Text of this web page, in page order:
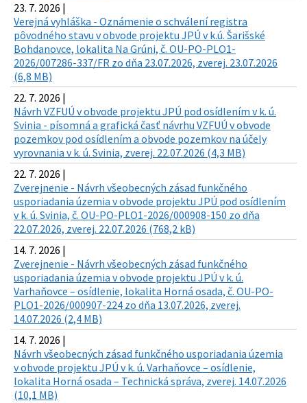
23. 7. 2026 |
Verejná vyhláška - Oznámenie o schválení registra
pôvodného stavu v obvode projektu JPÚ v k.ú. Šarišské
Bohdanovce, lokalita Na Grúni, č. OU-PO-PLO1-
2026/007286-337/FR zo dňa 23.07.2026, zverej. 23.07.2026
(6,8 MB)
22. 7. 2026 |
Návrh VZFUÚ v obvode projektu JPÚ pod osídlením v k. ú.
Svinia - písomná a grafická časť návrhu VZFUÚ v obvode
pozemkov pod osídlením a obvode pozemkov na účely
vyrovnania v k. ú. Svinia, zverej. 22.07.2026 (4,3 MB)
22. 7. 2026 |
Zverejnenie - Návrh všeobecných zásad funkčného
usporiadania územia v obvode projektu JPÚ pod osídlením
v k. ú. Svinia, č. OU-PO-PLO1-2026/000908-150 zo dňa
22.07.2026, zverej. 22.07.2026 (768,2 kB)
14. 7. 2026 |
Zverejnenie - Návrh všeobecných zásad funkčného
usporiadania územia v obvode projektu JPÚ v k. ú.
Varhaňovce – osídlenie, lokalita Horná osada, č. OU-PO-
PLO1-2026/000907-224 zo dňa 13.07.2026, zverej.
14.07.2026 (2,4 MB)
14. 7. 2026 |
Návrh všeobecných zásad funkčného usporiadania územia
v obvode projektu JPÚ v k. ú. Varhaňovce – osídlenie,
lokalita Horná osada – Technická správa, zverej. 14.07.2026
(10,1 MB)